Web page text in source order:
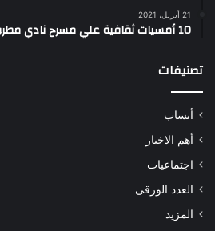
21 أبريل، 2021
10 أمسيات ثقافية علي مسرح نادي مطروح الإجتماعي في رمضان
تصنيفات
أنساب
أهم الاخبار
اجتماعيات
العدد الورقى
المزيد